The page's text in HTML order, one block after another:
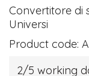
Convertitore di
Universi
Product code:
2/5 working